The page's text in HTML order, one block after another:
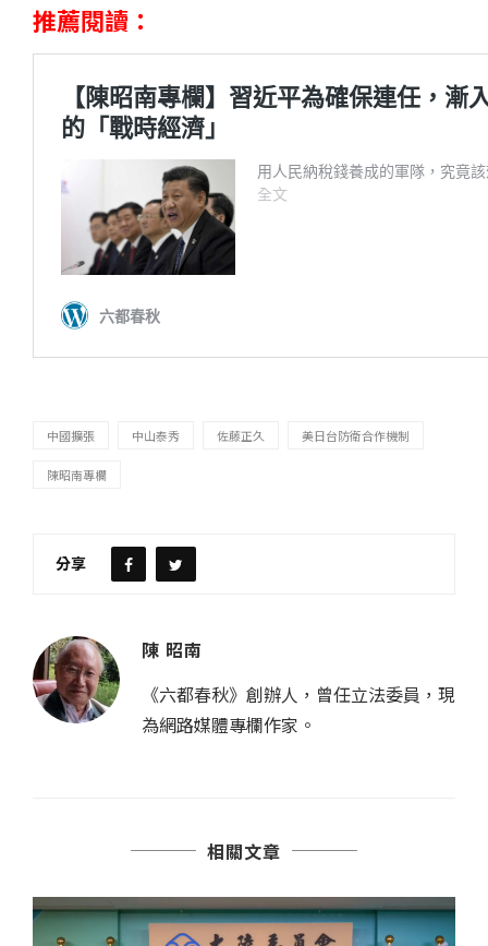
推薦閱讀：
中國擴張 中山泰秀 佐藤正久 美日台防衛合作機制
陳昭南專欄
分享
陳 昭南
《六都春秋》創辦人，曾任立法委員，現
為網路媒體專欄作家。
相關文章